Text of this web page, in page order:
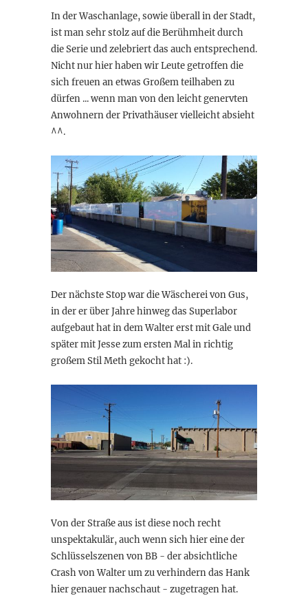
In der Waschanlage, sowie überall in der Stadt,
ist man sehr stolz auf die Berühmheit durch
die Serie und zelebriert das auch entsprechend.
Nicht nur hier haben wir Leute getroffen die
sich freuen an etwas Großem teilhaben zu
dürfen ... wenn man von den leicht genervten
Anwohnern der Privathäuser vielleicht absieht
^^.
Der nächste Stop war die Wäscherei von Gus,
in der er über Jahre hinweg das Superlabor
aufgebaut hat in dem Walter erst mit Gale und
später mit Jesse zum ersten Mal in richtig
großem Stil Meth gekocht hat :).
Von der Straße aus ist diese noch recht
unspektakulär, auch wenn sich hier eine der
Schlüsselszenen von BB - der absichtliche
Crash von Walter um zu verhindern das Hank
hier genauer nachschaut - zugetragen hat.